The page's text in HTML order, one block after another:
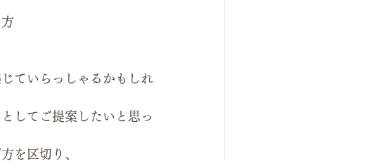
ていらっしゃるかもしれ
してご提案したいと思っ
を区切り、